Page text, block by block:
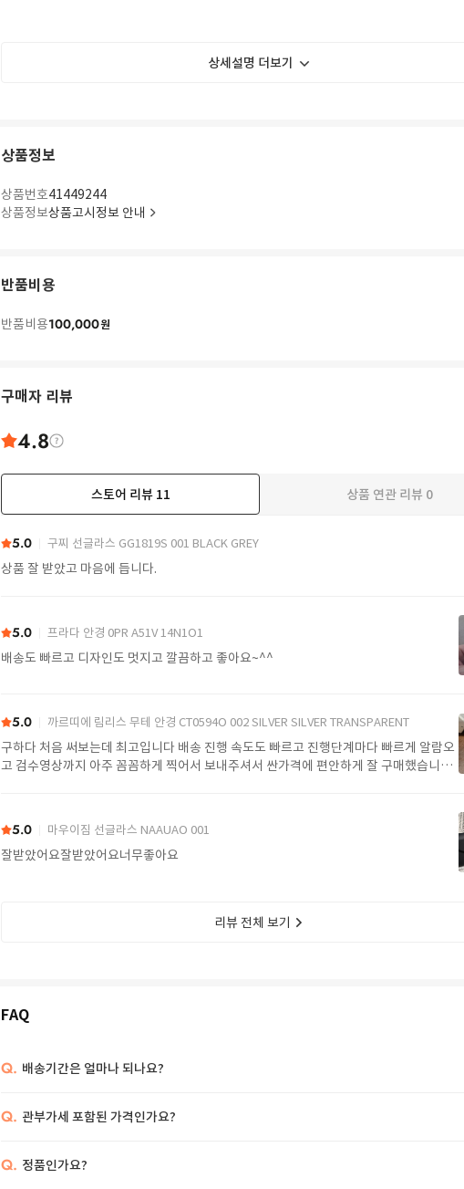
상세설명 더보기
상품정보
상품번호41449244
상품정보상품고시정보 안내
반품비용
반품비용100,000원
구매자 리뷰
4.8
스토어 리뷰 11 상품 연관 리뷰 0
5.0 구찌 선글라스 GG1819S 001 BLACK GREY
상품 잘 받았고 마음에 듭니다.
5.0 프라다 안경 0PR A51V 14N1O1
배송도 빠르고 디자인도 멋지고 깔끔하고 좋아요~^^
5.0 까르띠에 림리스 무테 안경 CT0594O 002 SILVER SILVER TRANSPARENT
구하다 처음 써보는데 최고입니다 배송 진행 속도도 빠르고 진행단계마다 빠르게 알람오
고 검수영상까지 아주 꼼꼼하게 찍어서 보내주셔서 싼가격에 편안하게 잘 구매했습니다.
5.0 마우이짐 선글라스 NAAUAO 001
잘받았어요잘받았어요너무좋아요
리뷰 전체 보기
FAQ
Q. 배송기간은 얼마나 되나요?
Q. 관부가세 포함된 가격인가요?
Q. 정품인가요?